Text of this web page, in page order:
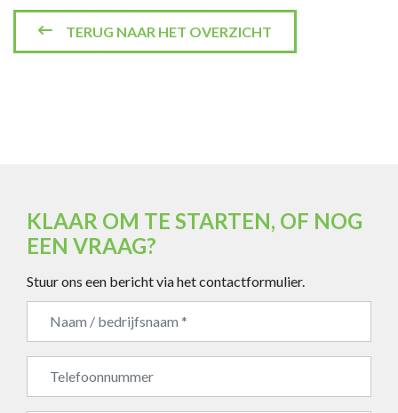
TERUG NAAR HET OVERZICHT
KLAAR OM TE STARTEN, OF NOG
EEN VRAAG?
Stuur ons een bericht via het contactformulier.